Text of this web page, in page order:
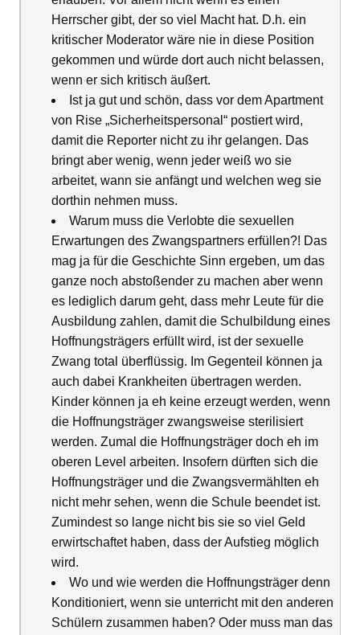
Herrscher gibt, der so viel Macht hat. D.h. ein
kritischer Moderator wäre nie in diese Position
gekommen und würde dort auch nicht belassen,
wenn er sich kritisch äußert.
Ist ja gut und schön, dass vor dem Apartment
von Rise „Sicherheitspersonal“ postiert wird,
damit die Reporter nicht zu ihr gelangen. Das
bringt aber wenig, wenn jeder weiß wo sie
arbeitet, wann sie anfängt und welchen weg sie
dorthin nehmen muss.
Warum muss die Verlobte die sexuellen
Erwartungen des Zwangspartners erfüllen?! Das
mag ja für die Geschichte Sinn ergeben, um das
ganze noch abstoßender zu machen aber wenn
es lediglich darum geht, dass mehr Leute für die
Ausbildung zahlen, damit die Schulbildung eines
Hoffnungsträgers erfüllt wird, ist der sexuelle
Zwang total überflüssig. Im Gegenteil können ja
auch dabei Krankheiten übertragen werden.
Kinder können ja eh keine erzeugt werden, wenn
die Hoffnungsträger zwangsweise sterilisiert
werden. Zumal die Hoffnungsträger doch eh im
oberen Level arbeiten. Insofern dürften sich die
Hoffnungsträger und die Zwangsvermählten eh
nicht mehr sehen, wenn die Schule beendet ist.
Zumindest so lange nicht bis sie so viel Geld
erwirtschaftet haben, dass der Aufstieg möglich
wird.
Wo und wie werden die Hoffnungsträger denn
Konditioniert, wenn sie unterricht mit den anderen
Schülern zusammen haben? Oder muss man das